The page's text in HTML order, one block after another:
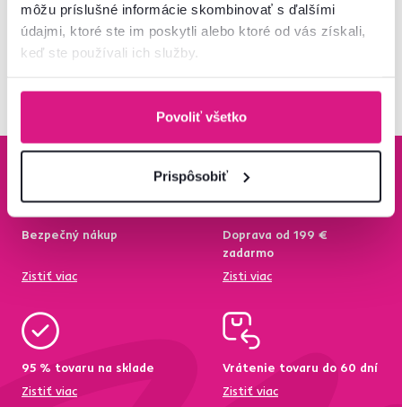
môžu príslušné informácie skombinovať s ďalšími
údajmi, ktoré ste im poskytli alebo ktoré od vás získali,
keď ste používali ich služby.
Povoliť všetko
Prispôsobiť
Pozreli ste
Bezpečný nákup
Zistiť viac
Doprava od 199 €
zadarmo
Zisti viac
95 % tovaru na sklade
Zistiť viac
Vrátenie tovaru do 60 dní
Zistiť viac